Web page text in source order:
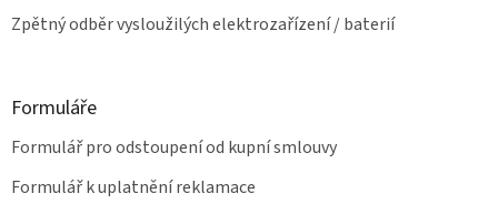
Zpětný odběr vysloužilých elektrozařízení / baterií
Formuláře
Formulář pro odstoupení od kupní smlouvy
Formulář k uplatnění reklamace